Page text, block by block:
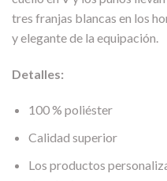
tres franjas blancas en los
y elegante de la equipación.
Detalles:
100 % poliéster
Calidad superior
Los productos